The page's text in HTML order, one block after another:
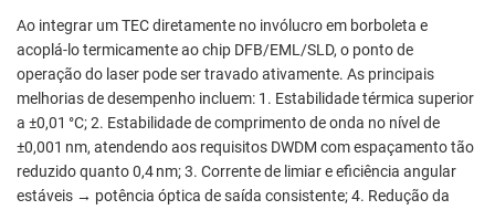
Ao integrar um TEC diretamente no invólucro em borboleta e
acoplá-lo termicamente ao chip DFB/EML/SLD, o ponto de
operação do laser pode ser travado ativamente. As principais
melhorias de desempenho incluem: 1. Estabilidade térmica superior
a ±0,01 °C; 2. Estabilidade de comprimento de onda no nível de
±0,001 nm, atendendo aos requisitos DWDM com espaçamento tão
reduzido quanto 0,4 nm; 3. Corrente de limiar e eficiência angular
estáveis → potência óptica de saída consistente; 4. Redução da